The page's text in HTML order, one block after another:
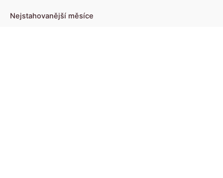
Nejstahovanější měsíce